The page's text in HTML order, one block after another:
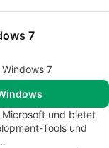
7
7
Microsoft und bietet
Tools und